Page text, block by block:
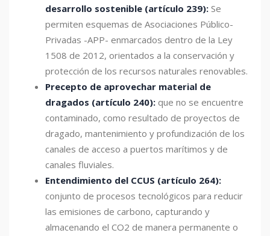
desarrollo sostenible (artículo 239): Se
permiten esquemas de Asociaciones Público-
Privadas -APP- enmarcados dentro de la Ley
1508 de 2012, orientados a la conservación y
protección de los recursos naturales renovables.
Precepto de aprovechar material de
dragados (artículo 240): que no se encuentre
contaminado, como resultado de proyectos de
dragado, mantenimiento y profundización de los
canales de acceso a puertos marítimos y de
canales fluviales.
Entendimiento del CCUS (artículo 264):
conjunto de procesos tecnológicos para reducir
las emisiones de carbono, capturando y
almacenando el CO2 de manera permanente o